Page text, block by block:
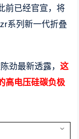
前已经官宣，将
系列新一代折叠
劲最新透露，这
高电压硅碳负极